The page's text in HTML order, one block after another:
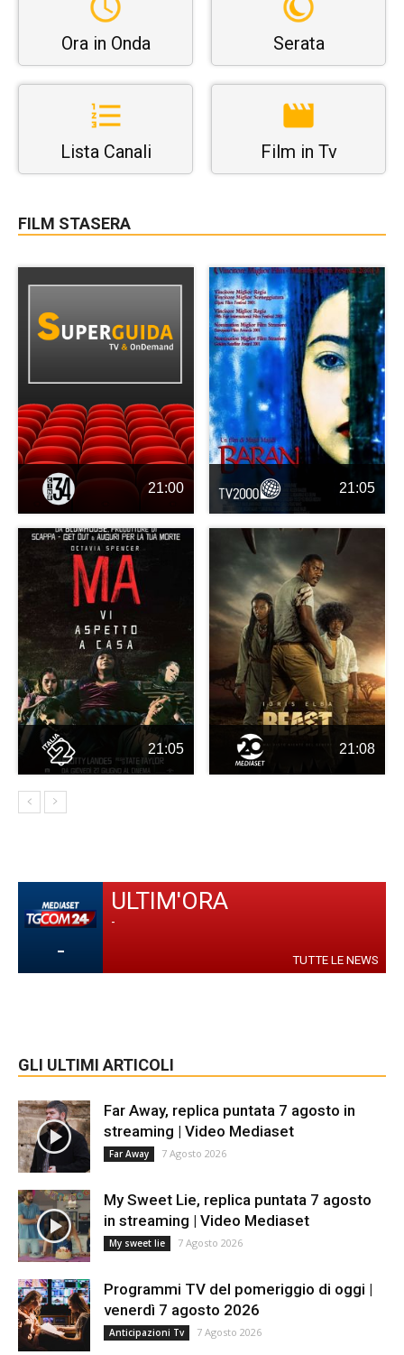
Ora in Onda Serata
Lista Canali Film in Tv
FILM STASERA
21:00 21:05
21:05 21:08
-
ULTIM'ORA
-
TUTTE LE NEWS
GLI ULTIMI ARTICOLI
Far Away, replica puntata 7 agosto in
streaming | Video Mediaset
Far Away 7 Agosto 2026
My Sweet Lie, replica puntata 7 agosto
in streaming | Video Mediaset
My sweet lie 7 Agosto 2026
Programmi TV del pomeriggio di oggi |
venerdì 7 agosto 2026
Anticipazioni Tv 7 Agosto 2026